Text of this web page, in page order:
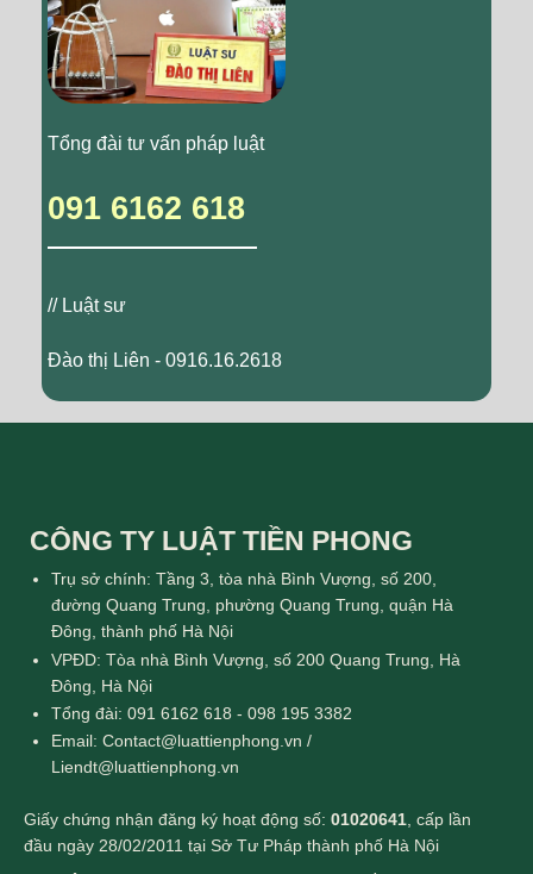
Tổng đài tư vấn pháp luật
091 6162 618
// Luật sư
Đào thị Liên - 0916.16.2618
CÔNG TY LUẬT TIỀN PHONG
Trụ sở chính: Tầng 3, tòa nhà Bình Vượng, số 200,
đường Quang Trung, phường Quang Trung, quận Hà
Đông, thành phố Hà Nội
VPĐD: Tòa nhà Bình Vượng, số 200 Quang Trung, Hà
Đông, Hà Nội
Tổng đài: 091 6162 618 - 098 195 3382
Email: Contact@luattienphong.vn /
Liendt@luattienphong.vn
Giấy chứng nhận đăng ký hoạt động số: 01020641 , cấp lần
đầu ngày 28/02/2011 tại Sở Tư Pháp thành phố Hà Nội